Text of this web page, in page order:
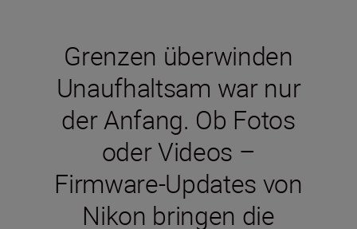
Grenzen überwinden
Unaufhaltsam war nur
der Anfang. Ob Fotos
oder Videos –
Firmware-Updates von
Nikon bringen die